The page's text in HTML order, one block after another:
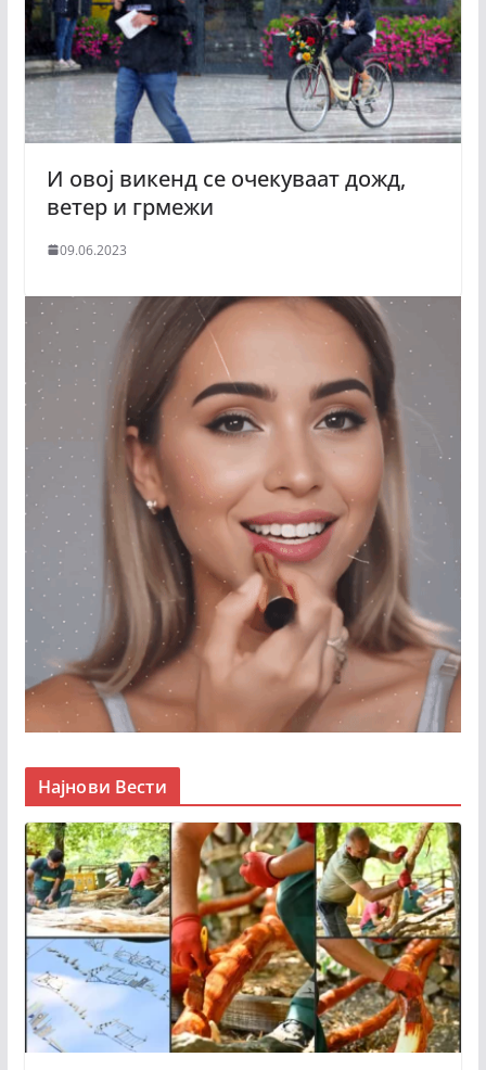
И овој викенд се очекуваат дожд,
ветер и грмежи
09.06.2023
Најнови Вести